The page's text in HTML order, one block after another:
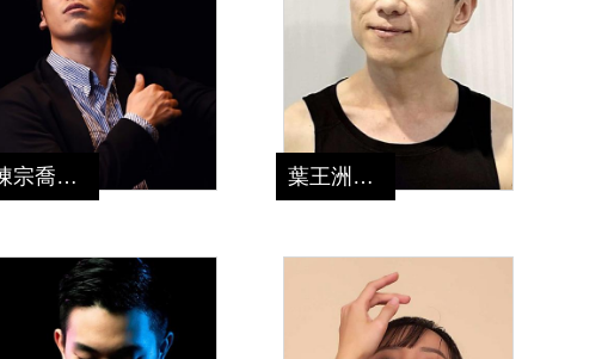
陳宗喬
老師 葉王洲
老師